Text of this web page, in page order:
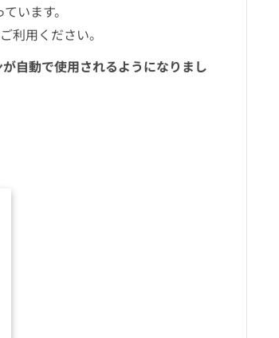
います。
利用ください。
自動で使用されるようになりまし